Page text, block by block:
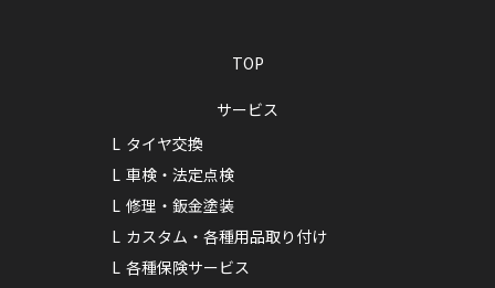
TOP
サービス
タイヤ交換
車検・法定点検
修理・鈑金塗装
カスタム・各種用品取り付け
各種保険サービス